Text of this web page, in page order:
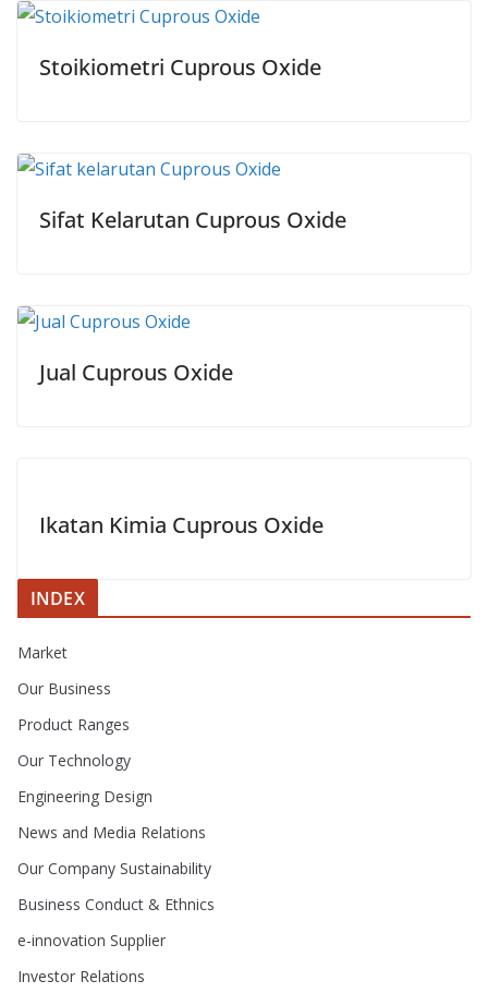
Stoikiometri Cuprous Oxide
Sifat Kelarutan Cuprous Oxide
Jual Cuprous Oxide
Ikatan Kimia Cuprous Oxide
INDEX
Market
Our Business
Product Ranges
Our Technology
Engineering Design
News and Media Relations
Our Company Sustainability
Business Conduct & Ethnics
e-innovation Supplier
Investor Relations